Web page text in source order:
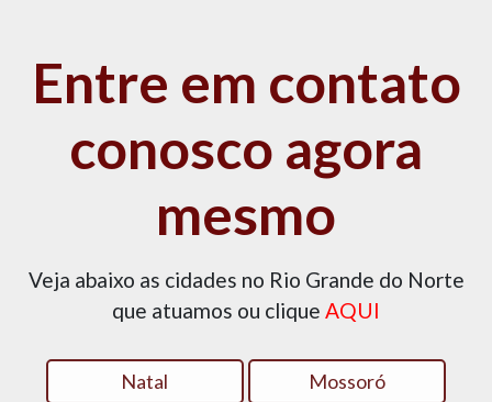
Entre em contato
conosco agora
mesmo
Veja abaixo as cidades no Rio Grande do Norte
que atuamos ou clique AQUI
Natal Mossoró